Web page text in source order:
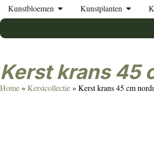
Kunstbloemen Kunstplanten
Kerst krans
Home» Kerstcollectie» Kerst krans 45 cm